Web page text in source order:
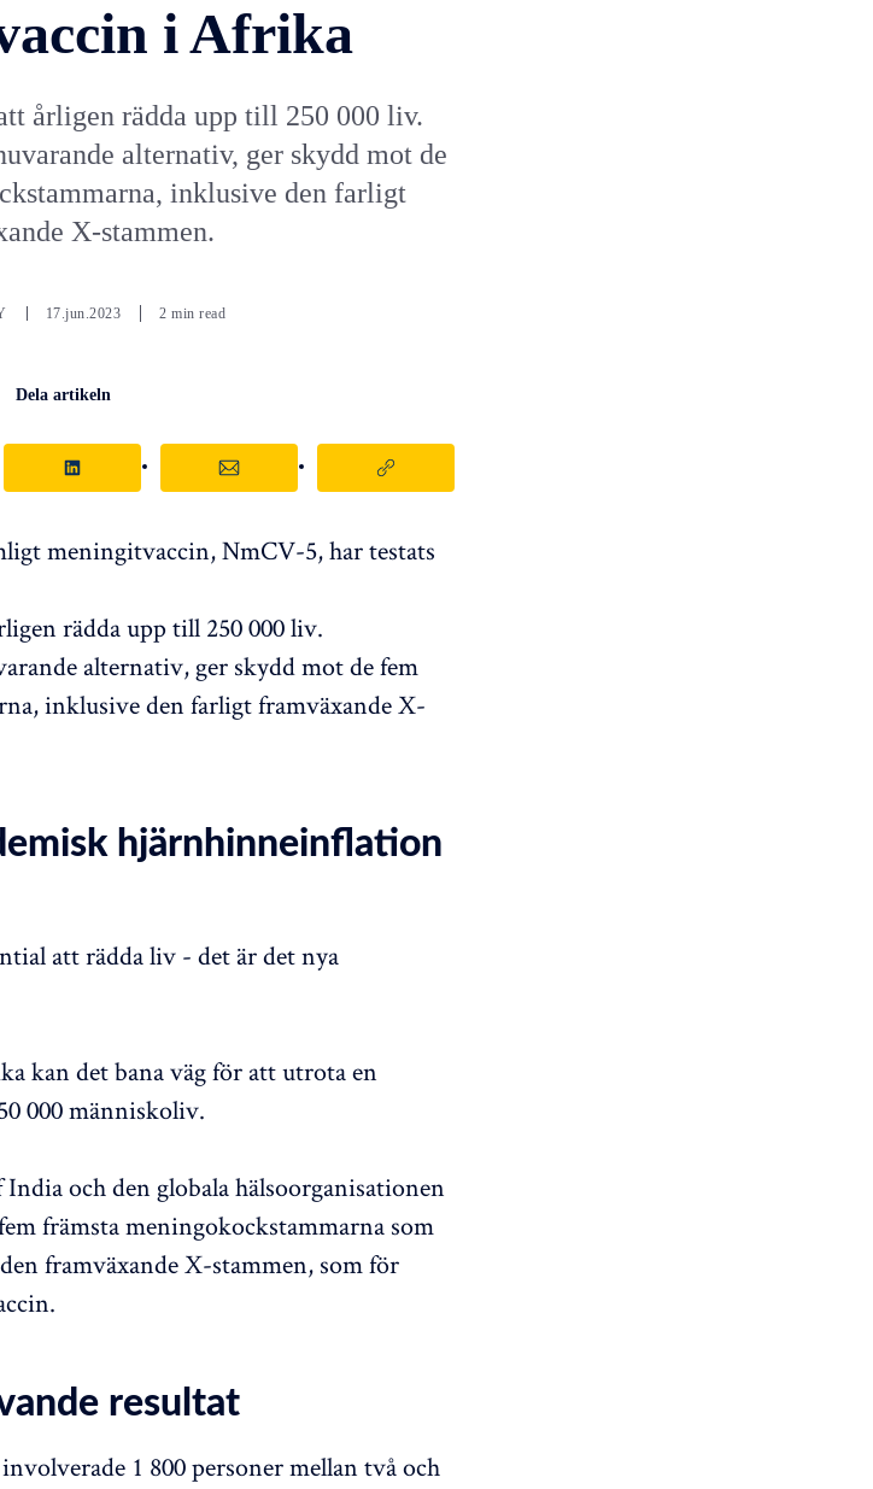
i Afrika
årligen rädda upp till 250 000 liv.
alternativ, ger skydd mot de
inklusive den farligt
X-stammen.
17.jun.2023 2 min read
Dela artikeln
meningitvaccin, NmCV-5, har testats
rädda upp till 250 000 liv.
alternativ, ger skydd mot de fem
inklusive den farligt framväxande X-
hjärnhinneinflation
att rädda liv - det är det nya
kan det bana väg för att utrota en
000 människoliv.
och den globala hälsoorganisationen
främsta meningokockstammarna som
framväxande X-stammen, som för
resultat
1 800 personer mellan två och